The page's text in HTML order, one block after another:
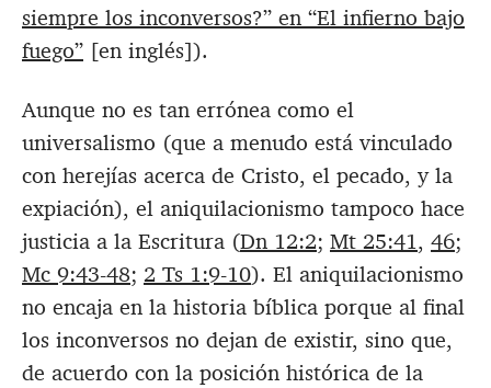
siempre los inconversos?” en “El infierno bajo
fuego” [en inglés]).
Aunque no es tan errónea como el
universalismo (que a menudo está vinculado
con herejías acerca de Cristo, el pecado, y la
expiación), el aniquilacionismo tampoco hace
justicia a la Escritura (Dn 12:2; Mt 25:41, 46;
Mc 9:43-48; 2 Ts 1:9-10). El aniquilacionismo
no encaja en la historia bíblica porque al final
los inconversos no dejan de existir, sino que,
de acuerdo con la posición histórica de la